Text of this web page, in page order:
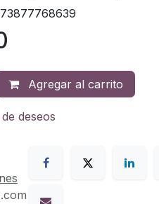
Agregar al carrito
deseos